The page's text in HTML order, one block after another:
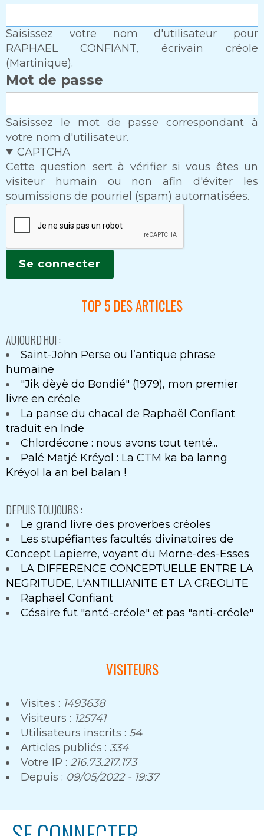
Saisissez votre nom d'utilisateur pour
RAPHAEL CONFIANT, écrivain créole
(Martinique).
Mot de passe
Saisissez le mot de passe correspondant à
votre nom d'utilisateur.
CAPTCHA
Cette question sert à vérifier si vous êtes un
visiteur humain ou non afin d'éviter les
soumissions de pourriel (spam) automatisées.
TOP 5 DES ARTICLES
AUJOURD'HUI :
Saint-John Perse ou l’antique phrase
humaine
"Jik dèyè do Bondié" (1979), mon premier
livre en créole
La panse du chacal de Raphaël Confiant
traduit en Inde
Chlordécone : nous avons tout tenté...
Palé Matjé Kréyol : La CTM ka ba lanng
Kréyol la an bel balan !
DEPUIS TOUJOURS :
Le grand livre des proverbes créoles
Les stupéfiantes facultés divinatoires de
Concept Lapierre, voyant du Morne-des-Esses
LA DIFFERENCE CONCEPTUELLE ENTRE LA
NEGRITUDE, L'ANTILLIANITE ET LA CREOLITE
Raphaël Confiant
Césaire fut "anté-créole" et pas "anti-créole"
VISITEURS
Visites : 1493638
Visiteurs : 125741
Utilisateurs inscrits : 54
Articles publiés : 334
Votre IP : 216.73.217.173
Depuis : 09/05/2022 - 19:37